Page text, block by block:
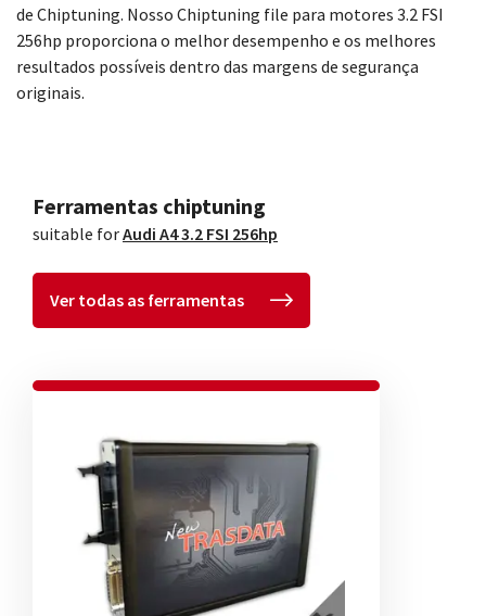
de Chiptuning. Nosso Chiptuning file para motores 3.2 FSI
256hp proporciona o melhor desempenho e os melhores
resultados possíveis dentro das margens de segurança
originais.
Ferramentas chiptuning
suitable forAudi A4 3.2 FSI 256hp
Ver todas as ferramentas